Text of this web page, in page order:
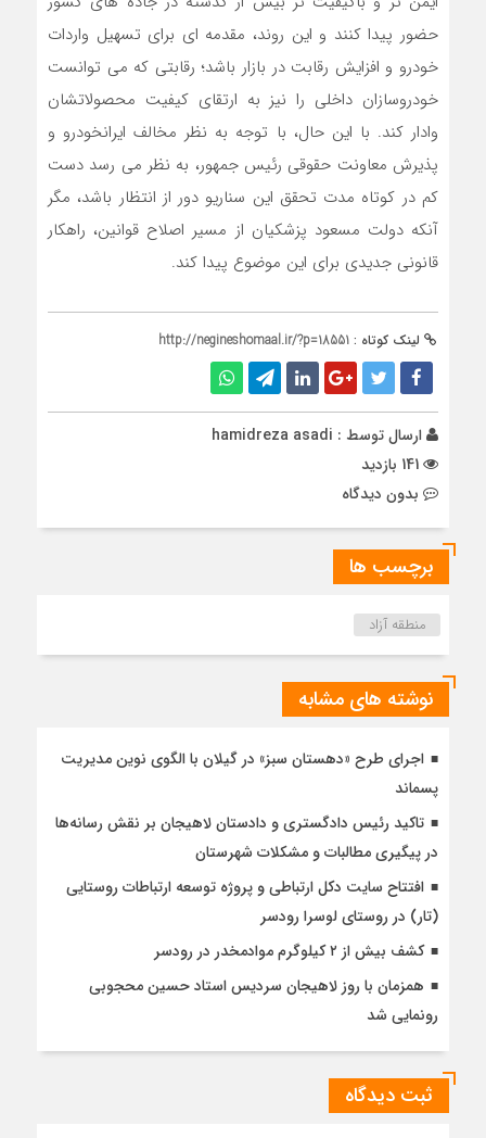
حضور پیدا کنند و این روند، مقدمه ای برای تسهیل واردات
خودرو و افزایش رقابت در بازار باشد؛ رقابتی که می توانست
خودروسازان داخلی را نیز به ارتقای کیفیت محصولاتشان
وادار کند. با این حال، با توجه به نظر مخالف ایرانخودرو و
پذیرش معاونت حقوقی رئیس جمهور، به نظر می رسد دست
کم در کوتاه مدت تحقق این سناریو دور از انتظار باشد، مگر
آنکه دولت مسعود پزشکیان از مسیر اصلاح قوانین، راهکار
قانونی جدیدی برای این موضوع پیدا کند.
لینک کوتاه : http://negineshomaal.ir/?p=18551
ارسال توسط : hamidreza asadi
بدون دیدگاه
برچسب ها
منطقه آزاد
نوشته های مشابه
اجرای طرح «دهستان سبز» در گیلان با الگوی نوین مدیریت
پسماند
تاکید رئیس دادگستری و دادستان لاهیجان بر نقش رسانه‌ها
در پیگیری مطالبات و مشکلات شهرستان
افتتاح سایت دکل ارتباطی و پروژه توسعه ارتباطات روستایی
(تار) در روستای لوسرا رودسر
کشف بیش از ۲ کیلوگرم موادمخدر در رودسر
همزمان با روز لاهیجان سردیس استاد حسین محجوبی
رونمایی شد
ثبت دیدگاه